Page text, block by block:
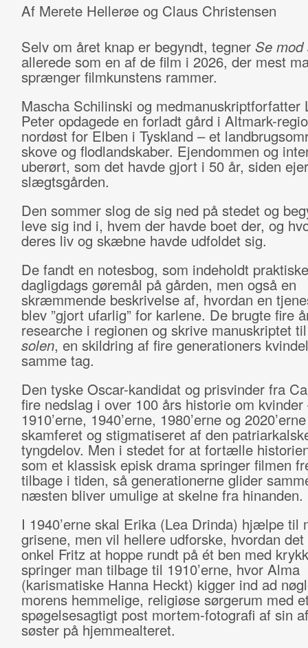
Af Merete Hellerøe og Claus Christensen
Selv om året knap er begyndt, tegner Se mod
allerede som en af de film i 2026, der mest
sprænger filmkunstens rammer.
Mascha Schilinski og medmanuskriptforfatter
Peter opdagede en forladt gård i Altmark-
nordøst for Elben i Tyskland – et
skove og flodlandskaber. Ejendommen og
uberørt, som det havde gjort i 50 år, siden
slægtsgården.
Den sommer slog de sig ned på stedet og
leve sig ind i, hvem der havde boet der, og
deres liv og skæbne havde udfoldet sig.
De fandt en notesbog, som indeholdt
dagligdags gøremål på gården, men også en
skræmmende beskrivelse af, hvordan en
blev ”gjort ufarlig” for karlene. De brugte fire
researche i regionen og skrive manuskriptet
solen, en skildring af fire generationers
samme tag.
Den tyske Oscar-kandidat og prisvinder fra
fire nedslag i over 100 års historie om kvinder
1910’erne, 1940’erne, 1980’erne og
skamferet og stigmatiseret af den
tyngdelov. Men i stedet for at fortælle
som et klassisk episk drama springer filmen
tilbage i tiden, så generationerne glider
næsten bliver umulige at skelne fra hinanden.
I 1940’erne skal Erika (Lea Drinda) hjælpe til
grisene, men vil hellere udforske, hvordan
onkel Fritz at hoppe rundt på ét ben med
springer man tilbage til 1910’erne, hvor Alma
(karismatiske Hanna Heckt) kigger ind ad
morens hemmelige, religiøse sørgerum med
spøgelsesagtigt post mortem-fotografi af sin
søster på hjemmealteret.